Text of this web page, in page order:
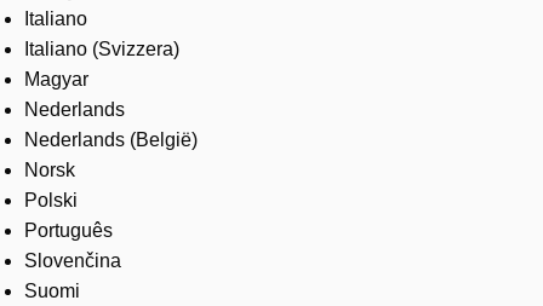
Italiano
Italiano (Svizzera)
Magyar
Nederlands
Nederlands (België)
Norsk
Polski
Português
Slovenčina
Suomi